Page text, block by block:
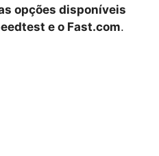
opções disponíveis
e o Fast.com.